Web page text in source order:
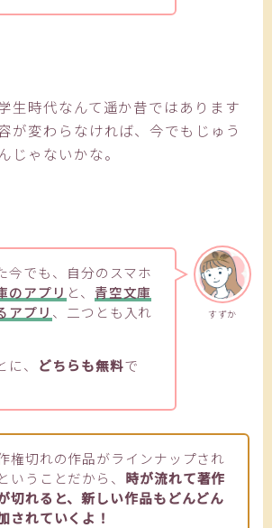
生時代なんて遥か昔ではあります
が変わらなければ、今でもじゅう
じゃないかな。
すずか
今でも、自分のスマホ
のアプリ と、 青空文庫
アプリ 、二つとも入れ
、 どちらも無料で
権切れの作品がラインナップされ
いうことだから、 時が流れて著作
切れると、新しい作品もどんどん
されていくよ！